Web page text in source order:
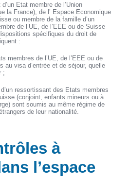
Etat membre de l’Union
la France), de l’ Espace Economique
ou membre de la famille d’un
de l’UE, de l’EEE ou de Suisse
spécifiques du droit de
:
membres de l’UE, de l’EEE ou de
au visa d’entrée et de séjour, quelle
;
ressortissant des Etats membres
(conjoint, enfants mineurs ou à
sont soumis au même régime de
de leur nationalité.
à
l’espace